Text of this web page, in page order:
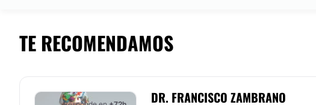
TE RECOMENDAMOS
DR. FRANCISCO ZAMBRANO